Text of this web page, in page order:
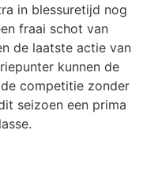
in blessuretijd nog
fraai schot van
de laatste actie van
kunnen de
competitie zonder
seizoen een prima